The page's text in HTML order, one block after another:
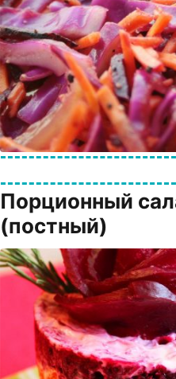
Порционный
(постный)